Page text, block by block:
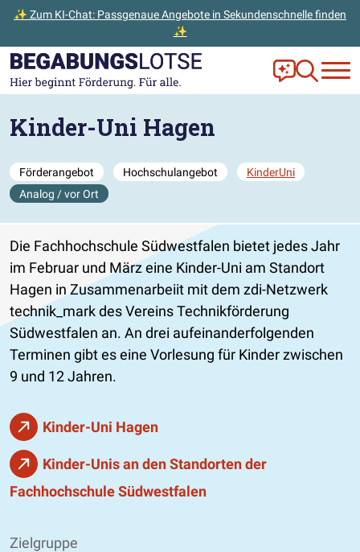
✨ Zum KI-Chat: Passgenaue Angebote in Sekundenschnelle finden
✨
Zum Hauptinhalt der Seite springen
Zur Startseite gehen Frag Ella!
Zur
Kinder-Uni Hagen
Förderangebot Hochschulangebot
KinderUni
Analog / vor Ort
Die Fachhochschule Südwestfalen bietet jedes Jahr
im Februar und März eine Kinder-Uni am Standort
Hagen in Zusammenarbeiit mit dem zdi-Netzwerk
technik_mark des Vereins Technikförderung
Südwestfalen an. An drei aufeinanderfolgenden
Terminen gibt es eine Vorlesung für Kinder zwischen
9 und 12 Jahren.
Kinder-Uni Hagen
Kinder-Unis an den Standorten der
Fachhochschule Südwestfalen
Zielgruppe